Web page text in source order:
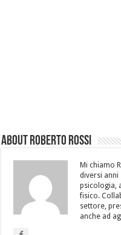
About Roberto Rossi
Mi chiamo
diversi
psicologia,
fisico.
settore,
anche ad